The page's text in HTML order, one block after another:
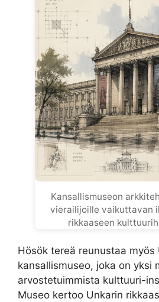
Kansallismuseon
vierailijoille vaikuttavan
rikkaaseen
Hösök tereä reunustaa myös
kansallismuseo, joka on yksi
arvostetuimmista kulttuuri-
Museo kertoo Unkarin